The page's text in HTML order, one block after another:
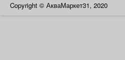
Copyright © АкваМаркет31, 2020